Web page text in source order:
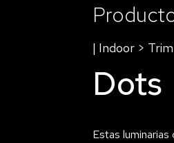
| Indoor >
Dots
Estas